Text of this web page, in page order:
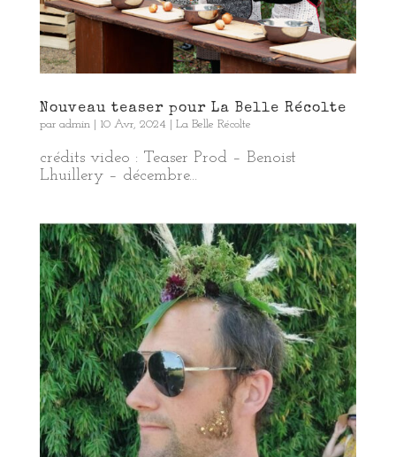
Nouveau teaser pour La Belle Récolte
par admin| 10 Avr, 2024 La Belle Récolte
crédits video : Teaser Prod – Benoist
Lhuillery – décembre...